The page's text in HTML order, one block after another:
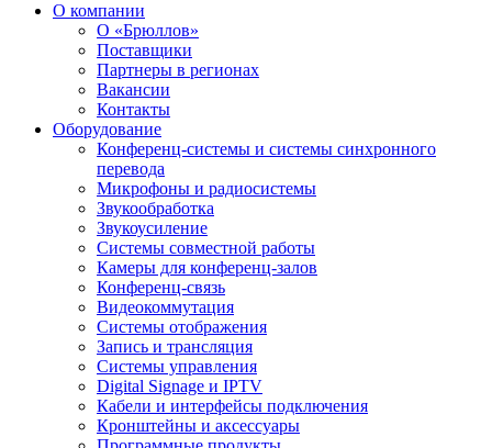
О компании
О «Брюллов»
Поставщики
Партнеры в регионах
Вакансии
Контакты
Оборудование
Конференц-системы и системы синхронного
перевода
Микрофоны и радиосистемы
Звукообработка
Звукоусиление
Системы совместной работы
Камеры для конференц-залов
Конференц-связь
Видеокоммутация
Системы отображения
Запись и трансляция
Системы управления
Digital Signage и IPTV
Кабели и интерфейсы подключения
Кронштейны и аксессуары